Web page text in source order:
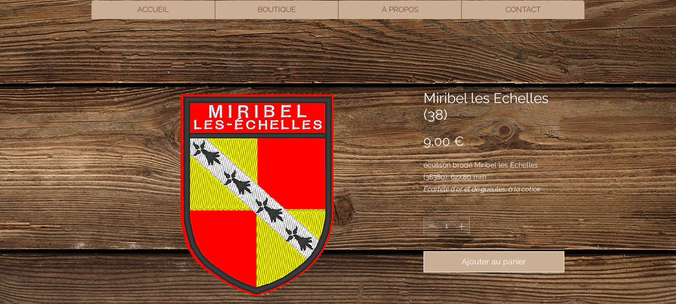
ACCUEIL BOUTIQUE À PROPOS CONTACT
Miribel les Echelles
(38)
9,00 €Prix
écusson brodé Miribel les Echelles
(38380), 62X80 mm
Écartelé d'or et de gueules, à la cotice
d'argent chargée de quatre mouchetures
d'hermine de sable brochant sur le tout.
Quantité *
Ajouter au panier